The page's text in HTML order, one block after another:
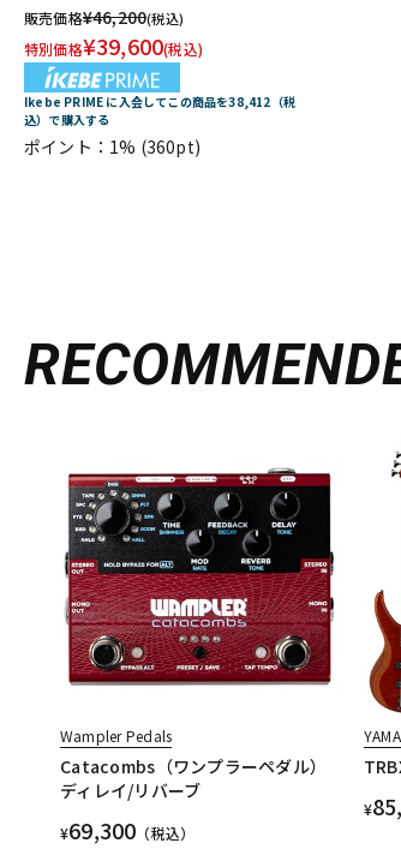
販売価格¥46,200(税込)
特別価格¥39,600(税込)
Ikebe PRIME に入会してこの商品を38,412（税
込）で購入する
ポイント：1% (360pt)
Wampler Pedals
Catacombs（ワンプラーペダル）
ディレイ/リバーブ
¥69,300 （税込）
¥